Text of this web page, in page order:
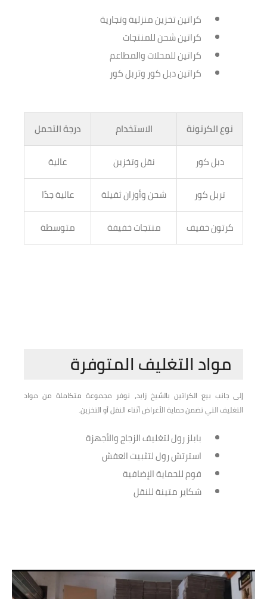
كراتين تخزين منزلية وتجارية
كراتين شحن للمنتجات
كراتين للمحلات والمطاعم
كراتين دبل كور وتربل كور
نوع الكرتونة الاستخدام
درجة التحمل
دبل كور
نقل وتخزين
عالية
تربل كور
شحن وأوزان ثقيلة
عالية جدًا
كرتون خفيف
منتجات خفيفة متوسطة
مواد التغليف المتوفرة
إلى جانب بيع الكراتين بالشيخ زايد، نوفر مجموعة متكاملة من مواد
التغليف التي تضمن حماية الأغراض أثناء النقل أو التخزين.
بابلز رول لتغليف الزجاج والأجهزة
استرتش رول لتثبيت العفش
فوم للحماية الإضافية
شكاير متينة للنقل